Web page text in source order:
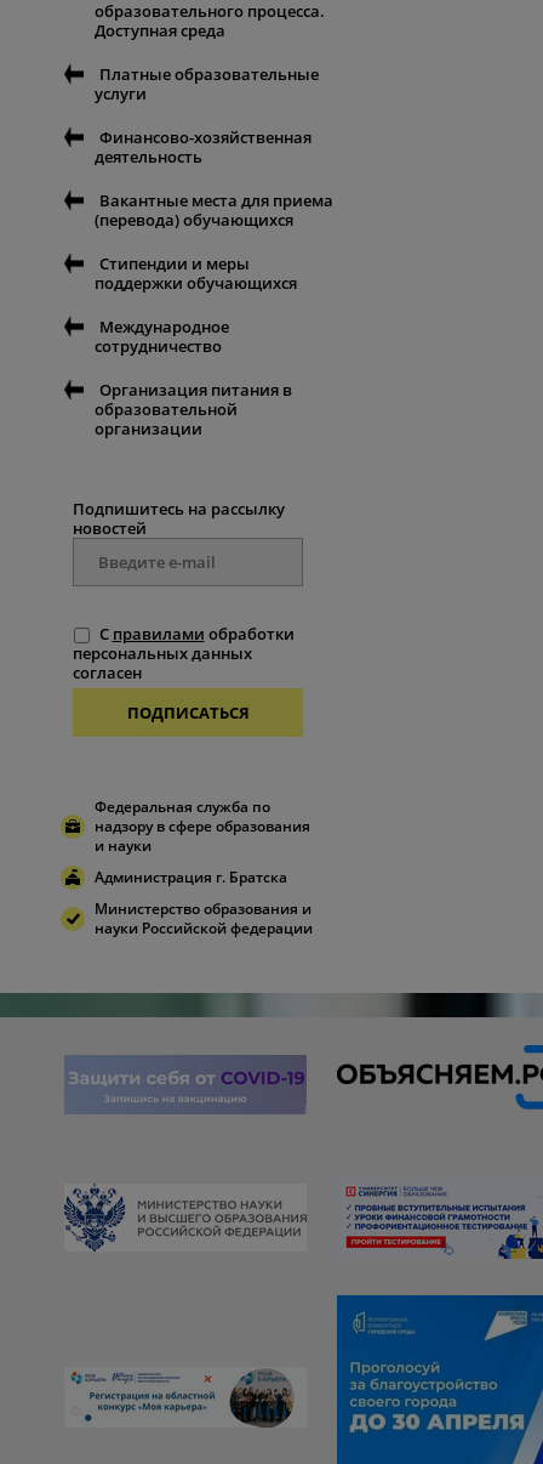
образовательного процесса.
Доступная среда
Платные образовательные
услуги
Финансово-хозяйственная
деятельность
Вакантные места для приема
(перевода) обучающихся
Стипендии и меры
поддержки обучающихся
Международное
сотрудничество
Организация питания в
образовательной
организации
Подпишитесь на рассылку
новостей
С правилами обработки
персональных данных
согласен
ПОДПИСАТЬСЯ
Федеральная служба по
надзору в сфере образования
и науки
Администрация г. Братска
Министерство образования и
науки Российской федерации